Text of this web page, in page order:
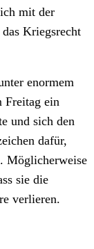
mit der
Kriegsrecht
enormem
Freitag ein
und sich den
dafür,
Möglicherweise
sie die
verlieren.